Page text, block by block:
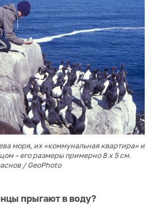
моря, их «коммунальная квартира» и
– его размеры примерно 8 х 5 см.
/ GeoPhoto
прыгают в воду?